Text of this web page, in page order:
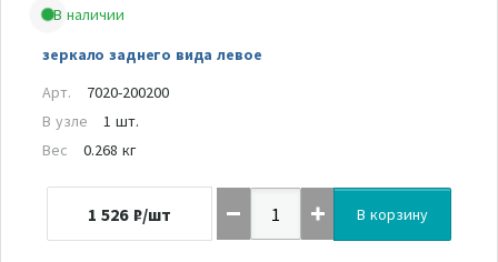
В наличии
зеркало заднего вида левое
Арт.
7020-200200
В узле
1 шт.
Вес
0.268 кг
1 526 ₽/шт В корзину